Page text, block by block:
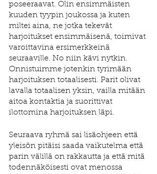
poseeraavat. Olin ensimmäisten
kuuden tyypin joukossa ja kuten
miltei aina, ne jotka tekevät
harjoitukset ensimmäisenä, toimivat
varoittavina ersimerkkeinä
seuraaville. No niin kävi nytkin.
Onnistuimme jotenkin tyrimään
harjoituksen totaalisesti. Parit olivat
lavalla totaalisen yksin, vailla mitään
aitoa kontaktia ja suorittivat
ilottomina harjoituksen läpi.
Seuraava ryhmä sai lisäohjeen että
yleisön pitäisi saada vaikutelma että
parin välillä on rakkautta ja että mitä
todennäköisesti ovat menossa